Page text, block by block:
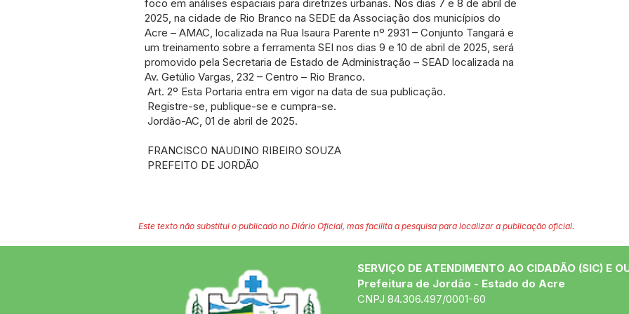
foco em análises espaciais para diretrizes urbanas. Nos dias 7 e 8 de abril de
2025, na cidade de Rio Branco na SEDE da Associação dos municípios do
Acre – AMAC, localizada na Rua Isaura Parente nº 2931 – Conjunto Tangará e
um treinamento sobre a ferramenta SEI nos dias 9 e 10 de abril de 2025, será
promovido pela Secretaria de Estado de Administração – SEAD localizada na
Av. Getúlio Vargas, 232 – Centro – Rio Branco.
Art. 2º Esta Portaria entra em vigor na data de sua publicação.
Registre-se, publique-se e cumpra-se.
Jordão-AC, 01 de abril de 2025.
FRANCISCO NAUDINO RIBEIRO SOUZA
PREFEITO DE JORDÃO
Este texto não substitui o publicado no Diário Oficial, mas facilita a pesquisa para localizar a publicação oficial.
SERVIÇO DE ATENDIMENTO AO CIDADÃO (SIC) E
Prefeitura de Jordão - Estado do Acre
CNPJ 84.306.497/0001-60